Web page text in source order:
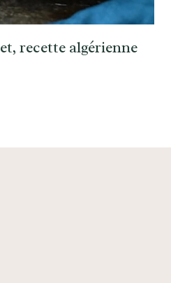
recette algérienne